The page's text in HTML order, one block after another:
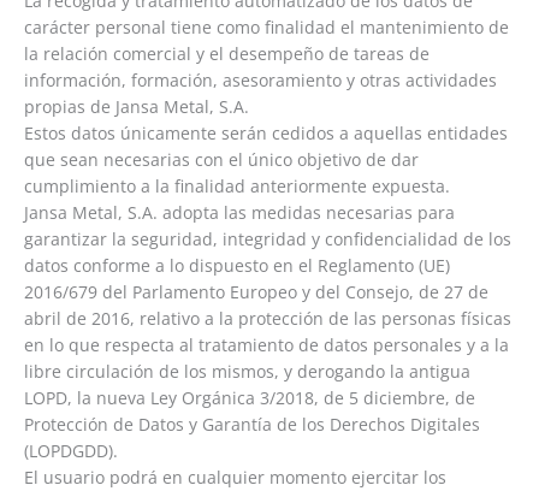
carácter personal tiene como finalidad el mantenimiento de
la relación comercial y el desempeño de tareas de
información, formación, asesoramiento y otras actividades
propias de Jansa Metal, S.A.
Estos datos únicamente serán cedidos a aquellas entidades
que sean necesarias con el único objetivo de dar
cumplimiento a la finalidad anteriormente expuesta.
Jansa Metal, S.A. adopta las medidas necesarias para
garantizar la seguridad, integridad y confidencialidad de los
datos conforme a lo dispuesto en el Reglamento (UE)
2016/679 del Parlamento Europeo y del Consejo, de 27 de
abril de 2016, relativo a la protección de las personas físicas
en lo que respecta al tratamiento de datos personales y a la
libre circulación de los mismos, y derogando la antigua
LOPD, la nueva Ley Orgánica 3/2018, de 5 diciembre, de
Protección de Datos y Garantía de los Derechos Digitales
(LOPDGDD).
El usuario podrá en cualquier momento ejercitar los